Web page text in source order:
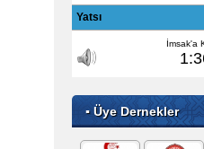
▪ Üye Dernekler